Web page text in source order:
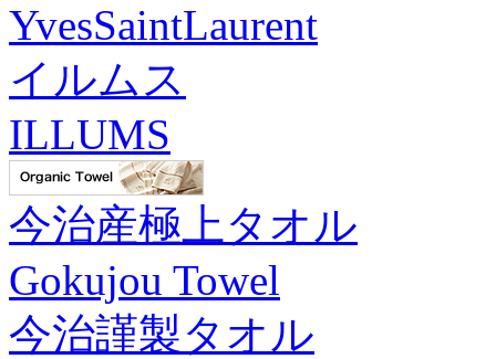
YvesSaintLaurent
イルムス
ILLUMS
今治産極上タオル
Gokujou Towel
今治謹製タオル